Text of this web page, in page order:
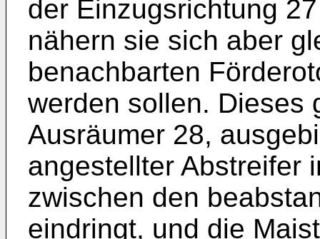
der Einzugsrichtung
nähern sie sich aber
benachbarten
werden sollen. Dieses
Ausräumer 28,
angestellter Abstreifer
zwischen den
eindringt, und die